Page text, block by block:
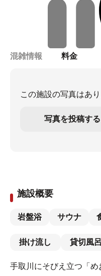
混雑情報 料金
この施設の写真はあ
写真を投稿する
施設概要
岩盤浴 サウナ
掛け流し 貸切風呂
手取川にそびえ立つ「